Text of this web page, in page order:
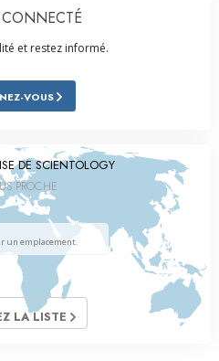
CONNECTÉ
et restez informé.
VOUS
DE SCIENTOLOGY
PROCHE
LA LISTE